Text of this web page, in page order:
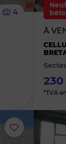
favoris
4
À
*TVA
Ajouter